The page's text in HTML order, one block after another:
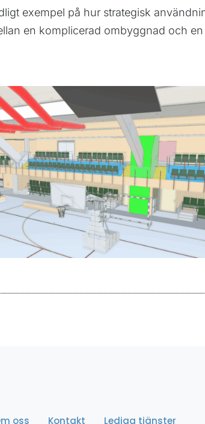
exempel på hur strategisk
en komplicerad ombyggnad och
oss Kontakt Lediga tjänster